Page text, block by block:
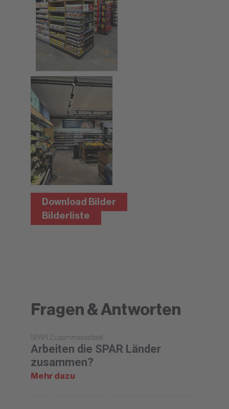
Download Bilder
Bilderliste
Fragen & Antworten
SPAR Zusammenarbeit
Arbeiten die SPAR Länder
zusammen?
Mehr dazu